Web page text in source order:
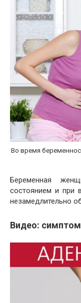
Во время
Беременная
состоянием и при
незамедлительно
Видео: